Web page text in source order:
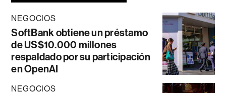
NEGOCIOS
SoftBank obtiene un préstamo
de US$10.000 millones
respaldado por su participación
en OpenAI
NEGOCIOS